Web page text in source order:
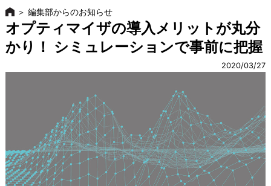
＞ 編集部からのお知らせ
オプティマイザの導入メリットが丸分
かり！ シミュレーションで事前に把握
2020/03/27